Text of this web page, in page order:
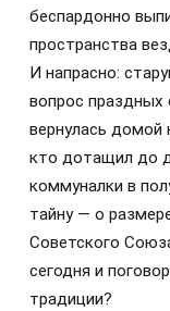
беспардонно
пространства
И напрасно:
вопрос праздных
вернулась домой
кто дотащил до
коммуналки в
тайну — о
Советского
сегодня и
традиции?